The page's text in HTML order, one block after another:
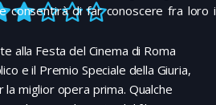
consentirà di far conoscere fra loro i
alla Festa del Cinema di Roma
e il Premio Speciale della Giuria,
miglior opera prima. Qualche